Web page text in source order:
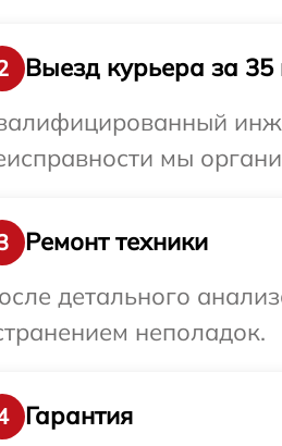
Выезд курьера за 35
мы
Ремонт техники
детального
неполадок.
Гарантия